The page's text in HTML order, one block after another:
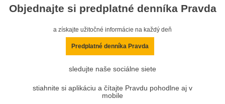
Objednajte si predplatné denníka Pravda
a získajte užitočné informácie na každý deň
Predplatné denníka Pravda
sledujte naše sociálne siete
stiahnite si aplikáciu a čítajte Pravdu pohodlne aj v
mobile